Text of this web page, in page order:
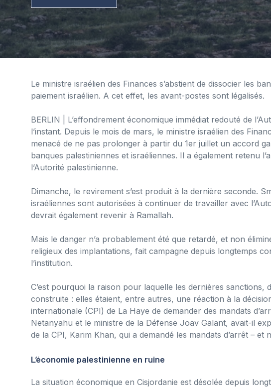
Le ministre israélien des Finances s’abstient de dissocier les
paiement israélien. A cet effet, les avant-postes sont légalisés.
BERLIN | L’effondrement économique immédiat redouté de
l’instant. Depuis le mois de mars, le ministre israélien des
menacé de ne pas prolonger à partir du 1er juillet un accord
banques palestiniennes et israéliennes. Il a également retenu
l’Autorité palestinienne.
Dimanche, le revirement s’est produit à la dernière seconde.
israéliennes sont autorisées à continuer de travailler avec
devrait également revenir à Ramallah.
Mais le danger n’a probablement été que retardé, et non
religieux des implantations, fait campagne depuis longtemps
l’institution.
C’est pourquoi la raison pour laquelle les dernières sanctions,
construite : elles étaient, entre autres, une réaction à la
internationale (CPI) de La Haye de demander des mandats
Netanyahu et le ministre de la Défense Joav Galant, avait-il
de la CPI, Karim Khan, qui a demandé les mandats d’arrêt – et
L’économie palestinienne en ruine
La situation économique en Cisjordanie est désolée depuis